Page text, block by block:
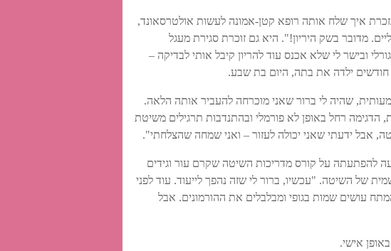
איך שלח אותה רופא קטן-אמונה לעשות אולטרסאונד,
מדובר בשק היריון!". היא גם זוכרת סגירת מעגל
גורלי ובישר לי שלא אכנס עוד להריון קיבל אותי לבדיקה –
חודשים ילדה את בתה, היום בת שבע.
שהיה לי ברור שאני מוכרחה להעביר אותה הלאה.
רחל באופן לא פורמלי ובהתנדבות תרגילים משיטת
אבל ידעתי שאני יכולה לעזור – ואני שמחה שהצלחתי".
להפתעתה על קורס מדריכות השיטה שקרם עור וגידים
של השיטה. "עכשיו, ברור לי שזה נהפך לייעוד. עוד לפני
עושים שמות בגופי ומבלבלים את ההורמונים. אבל
אישי.